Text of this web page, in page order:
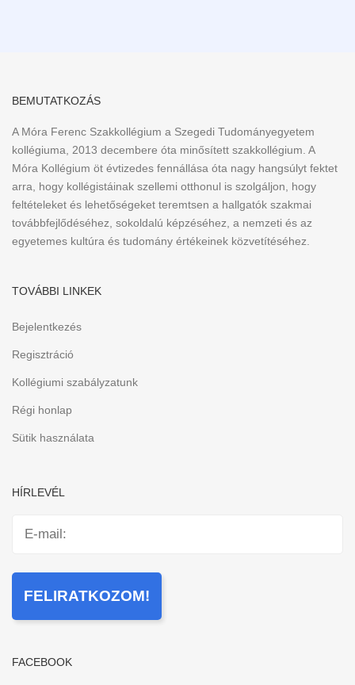
BEMUTATKOZÁS
A Móra Ferenc Szakkollégium a Szegedi Tudományegyetem
kollégiuma, 2013 decembere óta minősített szakkollégium. A
Móra Kollégium öt évtizedes fennállása óta nagy hangsúlyt fektet
arra, hogy kollégistáinak szellemi otthonul is szolgáljon, hogy
feltételeket és lehetőségeket teremtsen a hallgatók szakmai
továbbfejlődéséhez, sokoldalú képzéséhez, a nemzeti és az
egyetemes kultúra és tudomány értékeinek közvetítéséhez.
TOVÁBBI LINKEK
Bejelentkezés
Regisztráció
Kollégiumi szabályzatunk
Régi honlap
Sütik használata
HÍRLEVÉL
FACEBOOK